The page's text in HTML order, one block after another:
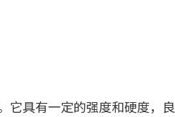
它具有一定的强度和硬度，良